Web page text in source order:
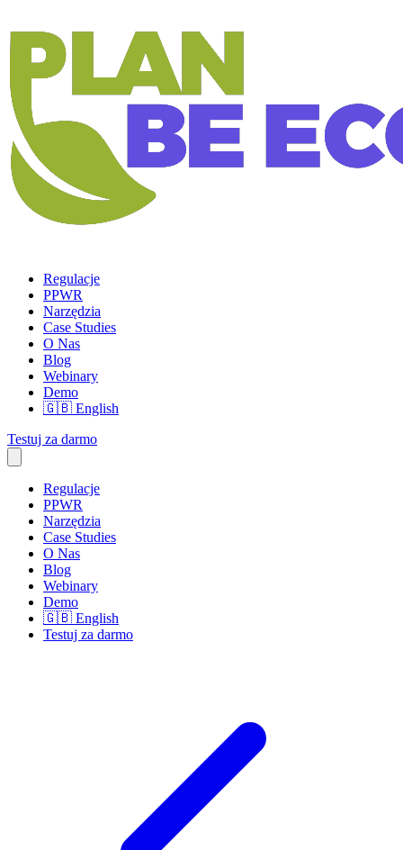
Regulacje
PPWR
Narzędzia
Case Studies
O Nas
Blog
Webinary
Demo
🇬🇧 English
Testuj za darmo
Regulacje
PPWR
Narzędzia
Case Studies
O Nas
Blog
Webinary
Demo
🇬🇧 English
Testuj za darmo